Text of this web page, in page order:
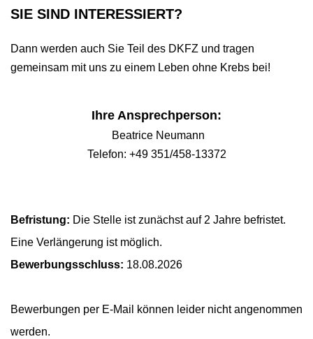
SIE SIND INTERESSIERT?
Dann werden auch Sie Teil des DKFZ und tragen
gemeinsam mit uns zu einem Leben ohne Krebs bei!
Ihre Ansprechperson:
Beatrice Neumann
Telefon: +49 351/458-13372
Befristung: Die Stelle ist zunächst auf 2 Jahre befristet.
Eine Verlängerung ist möglich.
Bewerbungsschluss: 18.08.2026
Bewerbungen per E-Mail können leider nicht angenommen
werden. ​